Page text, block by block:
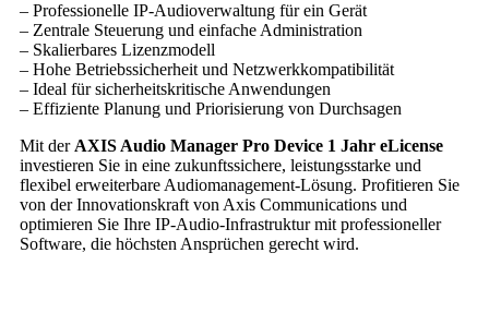
– Professionelle IP-Audioverwaltung für ein Gerät
– Zentrale Steuerung und einfache Administration
– Skalierbares Lizenzmodell
– Hohe Betriebssicherheit und Netzwerkkompatibilität
– Ideal für sicherheitskritische Anwendungen
– Effiziente Planung und Priorisierung von Durchsagen
Mit derAXIS Audio Manager Pro Device 1 Jahr eLicense
investieren Sie in eine zukunftssichere, leistungsstarke und
flexibel erweiterbare Audiomanagement-Lösung. Profitieren Sie
von der Innovationskraft von Axis Communications und
optimieren Sie Ihre IP-Audio-Infrastruktur mit professioneller
Software, die höchsten Ansprüchen gerecht wird.